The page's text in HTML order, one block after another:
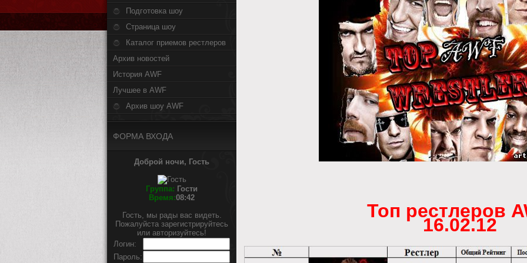
Подготовка шоу
Страница шоу
Каталог приемов рестлеров
Архив новостей
История AWF
Лучшее в AWF
Архив шоу AWF
ФОРМА ВХОДА
Доброй ночи, Гость
Группа: Гости
Время:08:42
Гость, мы рады вас видеть.
Пожалуйста зарегистрируйтесь
или авторизуйтесь!
Логин:
Пароль:
Топ рестлеров
16.02.12